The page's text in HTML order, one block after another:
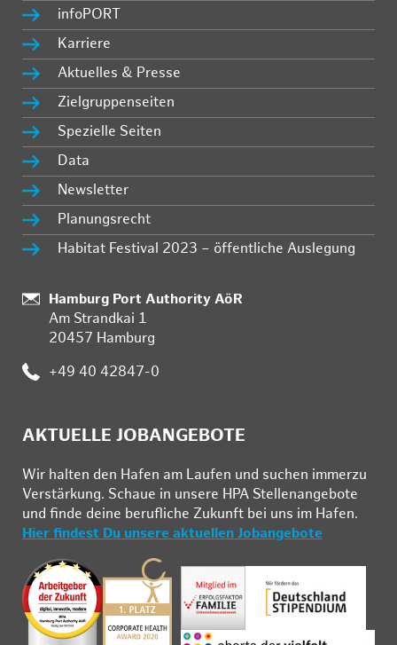
infoPORT
Karriere
Aktuelles & Presse
Zielgruppenseiten
Spezielle Seiten
Data
Newsletter
Planungsrecht
Habitat Festival 2023 – öffentliche Auslegung
Standort:
Hamburg Port Authority AöR
Am Strandkai 1
20457 Hamburg
Telefon:
+49 40 42847-0
AKTUELLE JOBANGEBOTE
Wir hal­ten den Ha­fen am Lau­fen und su­chen im­mer­zu
Ver­stär­kung. Schau­e in un­se­re HPA Stel­len­an­ge­bo­te
und fin­de deine be­ruf­li­che Zu­kunft bei uns im Ha­fen.
Hier findest Du unsere aktuellen Jobangebote